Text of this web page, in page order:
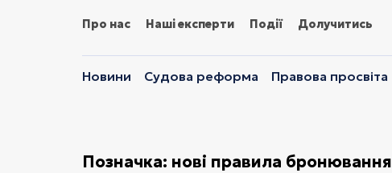
Про нас Наші експерти Події Долучитись
Новини Судова реформа Правова просвіта
Позначка: нові правила бронювання